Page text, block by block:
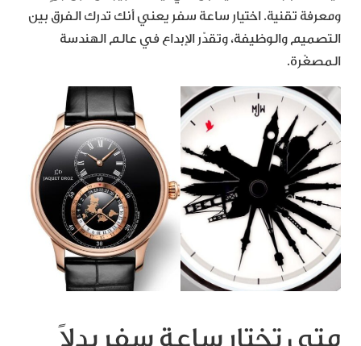
ومعرفة تقنية. اختيار ساعة سفر يعني أنك تدرك الفرق بين
التصميم والوظيفة، وتقدّر الإبداع في عالم الهندسة
المصغّرة.
متى تختار ساعة سفر بدلاً